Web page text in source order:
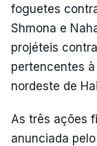
foguetes
Shmona e
projéteis
pertencentes
nordeste de
As três ações
anunciada